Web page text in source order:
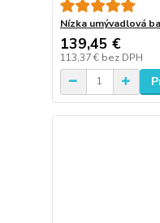
Nízka umývadlová
139,45 €
113,37 € bez DPH